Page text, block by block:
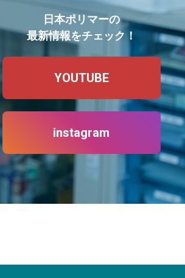
日本ポリマーの
最新情報をチェック！
YOUTUBE
instagram